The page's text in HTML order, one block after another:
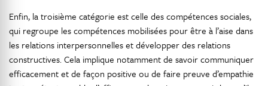
Enfin, la troisième catégorie est celle des compétences sociales,
qui regroupe les compétences mobilisées pour être à l’aise dans
les relations interpersonnelles et développer des relations
constructives. Cela implique notamment de savoir communiquer
efficacement et de façon positive ou de faire preuve d’empathie